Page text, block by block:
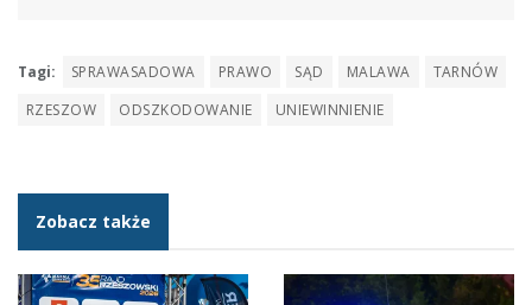
Tagi: SPRAWASADOWA PRAWO SĄD MALAWA
TARNÓW
RZESZOW
ODSZKODOWANIE UNIEWINNIENIE
Zobacz także